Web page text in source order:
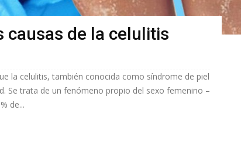
causas de la celulitis
la celulitis, también conocida como síndrome de piel
Se trata de un fenómeno propio del sexo femenino –
de...